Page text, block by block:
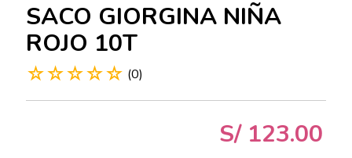
SACO GIORGINA NIÑA
ROJO 10T
☆☆☆☆☆ (0)
S/ 123.00